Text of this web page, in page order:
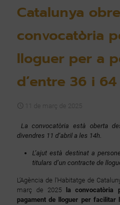
Catalunya
convocatòria
lloguer per a
d’entre 36 i
11 de març de 2025
La convocatòria està oberta
divendres 11 d’abril a les 14h.
L’ajut està destinat a
titulars d’un contracte de
L’Agència de l’Habitatge de
març de 2025
la convocatòria
pagament de lloguer per facilitar